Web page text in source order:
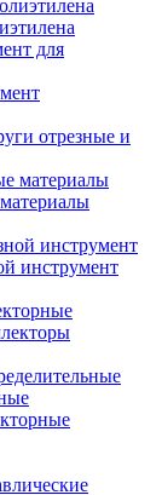
для
отрезные и
инструмент